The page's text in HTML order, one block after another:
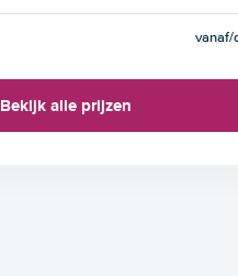
vanaf/
Bekijk alle prijzen